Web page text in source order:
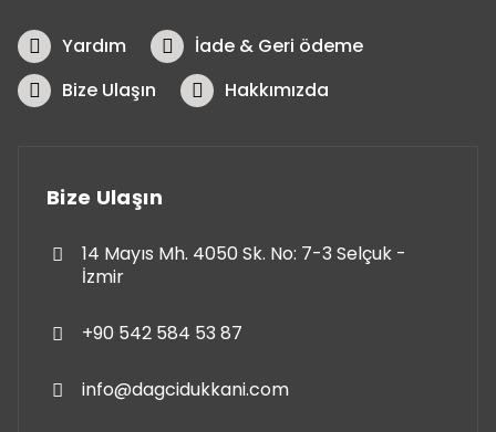
Yardım
İade & Geri ödeme
Bize Ulaşın
Hakkımızda
Bize Ulaşın
14 Mayıs Mh. 4050 Sk. No: 7-3 Selçuk -
İzmir
+90 542 584 53 87
info@dagcidukkani.com